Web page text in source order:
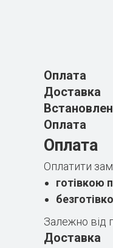
Оплата
Доставка
Оплата
Оплата
Оплатити
готівкою
Залежно від
Доставка